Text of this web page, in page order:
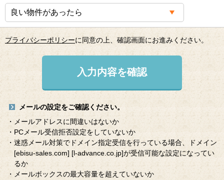
プライバシーポリシーに同意の上、確認画面にお進みください。
入力内容を確認
メールの設定をご確認ください。
・メールアドレスに間違いはないか
・PCメール受信拒否設定をしていないか
・迷惑メール対策でドメイン指定受信を行っている場合、ドメイン
[ebisu-sales.com] [l-advance.co.jp]が受信可能な設定になってい
るか
・メールボックスの最大容量を超えていないか